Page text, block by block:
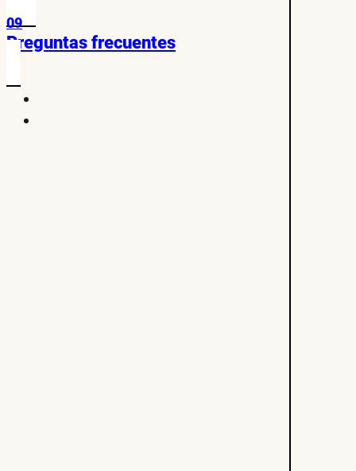
09
Preguntas frecuentes